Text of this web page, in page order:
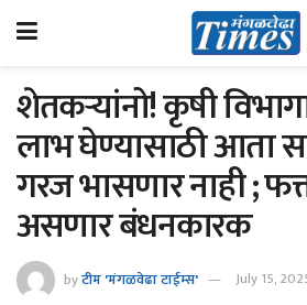
शेतकऱ्यांनो! कृषी
लाभ घेण्यासाठी आता
गरज भासणार नाही ;
असणार बंधनकारक
byटीम 'मंगळवेढा टाईम्स' July 15,